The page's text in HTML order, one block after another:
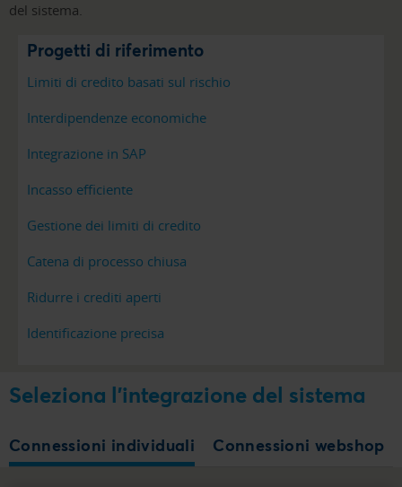
del sistema.
Progetti di riferimento
Limiti di credito basati sul rischio
Interdipendenze economiche
Integrazione in SAP
Incasso efficiente
Gestione dei limiti di credito
Catena di processo chiusa
Ridurre i crediti aperti
Identificazione precisa
Seleziona l'integrazione del sistema
Connessioni individuali Connessioni webshop